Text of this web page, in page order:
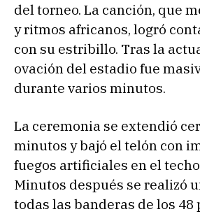
del torneo. La canción, que
y ritmos africanos, logró
con su estribillo. Tras la
ovación del estadio fue
durante varios minutos.
La ceremonia se extendió
minutos y bajó el telón con
fuegos artificiales en el
Minutos después se realizó
todas las banderas de los 48